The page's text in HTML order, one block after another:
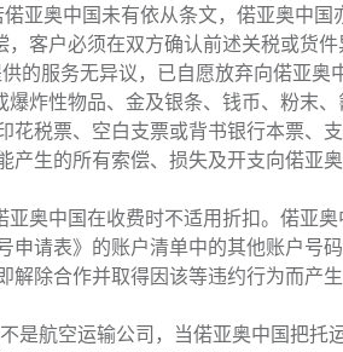
亚奥中国未有依从条文，偌亚奥中国
客户必须在双方确认前述关税或货
服务无异议，已自愿放弃向偌亚奥
炸性物品、金及银条、钱币、粉末
税票、空白支票或背书银行本票、
生的所有索偿、损失及开支向偌亚
奥中国在收费时不适用折扣。偌亚
请表》的账户清单中的其他账户号
除合作并取得因该等违约行为而产
是航空运输公司，当偌亚奥中国把托
特急时限服务